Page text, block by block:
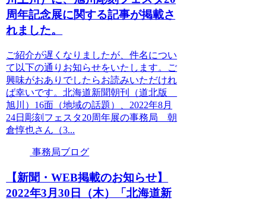
周年記念展に関する記事が掲載さ
れました。
ご紹介が遅くなりましたが、件名につい
て以下の通りお知らせをいたします。ご
興味がおありでしたらお読みいただけれ
ば幸いです。北海道新聞朝刊（道北版
旭川）16面（地域の話題）、2022年8月
24日彫刻フェスタ20周年展の事務局 朝
倉惇也さん（3...
事務局ブログ
【新聞・WEB掲載のお知らせ】
2022年3月30日（木）「北海道新